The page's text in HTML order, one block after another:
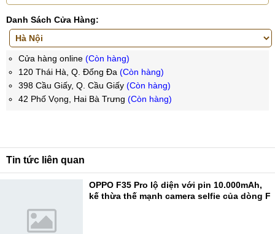
Danh Sách Cửa Hàng:
Cửa hàng online (Còn hàng)
120 Thái Hà, Q. Đống Đa (Còn hàng)
398 Cầu Giấy, Q. Cầu Giấy (Còn hàng)
42 Phố Vọng, Hai Bà Trưng (Còn hàng)
Tin tức liên quan
OPPO F35 Pro lộ diện với pin 10.000mAh,
kế thừa thế mạnh camera selfie của dòng F